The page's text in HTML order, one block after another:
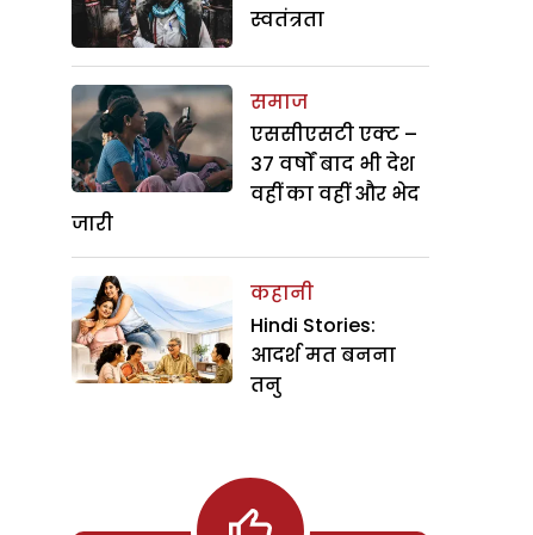
स्वतंत्रता
समाज
एससीएसटी एक्ट –
37 वर्षों बाद भी देश
वहीं का वहीं और भेद
जारी
कहानी
Hindi Stories:
आदर्श मत बनना
तनु